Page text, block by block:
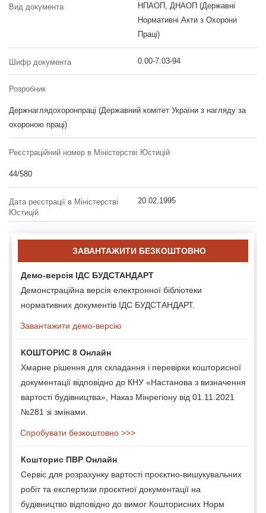
Вид документа
НПАОП, ДНАОП (Державні
Нормативні Акти з Охорони
Праці)
Шифр документа 0.00-7.03-94
Розробник
Держнаглядохоронпраці (Державний комітет України з нагляду за
охороною праці)
Реєстраційний номер в Міністерстві Юстицій
44/580
Дата реєстрації в Міністерстві
Юстицій
20.02.1995
ЗАВАНТАЖИТИ БЕЗКОШТОВНО
Демо-версія ІДС БУДСТАНДАРТ
Демонстраційна версія електронної бібліотеки
нормативних документів ІДС БУДСТАНДАРТ.
Завантажити демо-версію
КОШТОРИС 8 Онлайн
Хмарне рішення для складання і перевірки кошторисної
документації відповідно до КНУ «Настанова з визначення
вартості будівництва», Наказ Мінрегіону від 01.11.2021
№281 зі змінами.
Спробувати безкоштовно >>>
Кошторис ПВР Онлайн
Сервіс для розрахунку вартості проєктно-вишукувальних
робіт та експертизи проєктної документації на
будівництво відповідно до вимог Кошторисних Норм